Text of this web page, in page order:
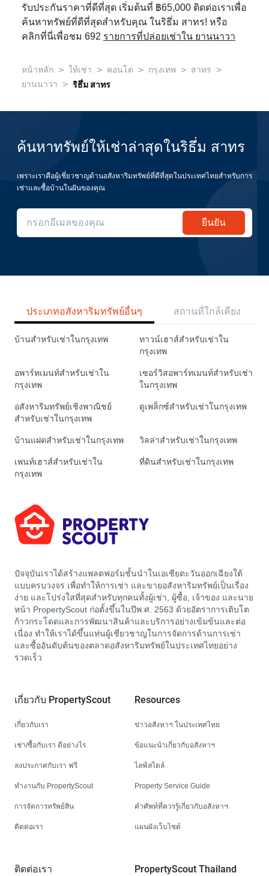
รับประกันราคาที่ดีที่สุด เริ่มต้นที่ ฿65,000 ติดต่อเราเพื่อ
ค้นหาทรัพย์ที่ดีที่สุดสำหรับคุณ ในริธึ่ม สาทร! หรือ
คลิกที่นี่เพื่อชม 692 รายการที่ปล่อยเช่าใน ยานนาวา
หน้าหลัก > ให้เช่า > คอนโด > กรุงเทพ > สาทร >
ยานนาวา > ริธึ่ม สาทร
ค้นหาทรัพย์ให้เช่าล่าสุดในริธึ่ม สาทร
เพราะเราคือผู้เชี่ยวชาญด้านอสังหาริมทรัพย์ที่ดีที่สุดในประเทศไทยสำหรับการ
เช่าและซื้อบ้านในฝันของคุณ
ยืนยัน
ประเภทอสังหาริมทรัพย์อื่นๆ สถานที่ใกล้เคียง
บ้านสำหรับเช่าในกรุงเทพ
ทาวน์เฮาส์สำหรับเช่าใน
กรุงเทพ
อพาร์ทเมนท์สำหรับเช่าใน
กรุงเทพ
เซอร์วิสอพาร์ทเมนท์สำหรับเช่า
ในกรุงเทพ
อสังหาริมทรัพย์เชิงพาณิชย์
สำหรับเช่าในกรุงเทพ
ดูเพล็กซ์สำหรับเช่าในกรุงเทพ
บ้านแฝดสำหรับเช่าในกรุงเทพ วิลล่าสำหรับเช่าในกรุงเทพ
เพนท์เฮาส์สำหรับเช่าใน
กรุงเทพ
ที่ดินสำหรับเช่าในกรุงเทพ
ปัจจุบันเราได้สร้างแพลตฟอร์มชั้นนำในเอเชียตะวันออกเฉียงใต้
แบบครบวงจร เพื่อทำให้การเช่า และขายอสังหาริมทรัพย์เป็นเรื่อง
ง่าย และโปร่งใสที่สุดสำหรับทุกคนทั้งผู้เช่า, ผู้ซื้อ, เจ้าของ และนาย
หน้า PropertyScout ก่อตั้งขึ้นในปีพ.ศ. 2563 ด้วยอัตราการเติบโต
ก้าวกระโดดและการพัฒนาสินค้าและบริการอย่างเข้มข้นและต่อ
เนื่อง ทำให้เราได้ขึ้นแท่นผู้เชี่ยวชาญในการจัดการด้านการเช่า
และซื้ออันดับต้นของตลาดอสังหาริมทรัพย์ในประเทศไทยอย่าง
รวดเร็ว
เกี่ยวกับ PropertyScout
เกี่ยวกับเรา
เช่า/ซื้อกับเรา ดีอย่างไร
ลงประกาศกับเรา ฟรี
ทำงานกับ PropertyScout
การจัดการทรัพย์สิน
ติดต่อเรา
Resources
ข่าวอสังหาฯ ในประเทศไทย
ข้อแนะนำเกี่ยวกับอสังหาฯ
ไลฟ์สไตล์
Property Service Guide
คำศัพท์ที่ควรรู้เกี่ยวกับอสังหาฯ
แผนผังเว็บไซต์
ติดต่อเรา PropertyScout Thailand